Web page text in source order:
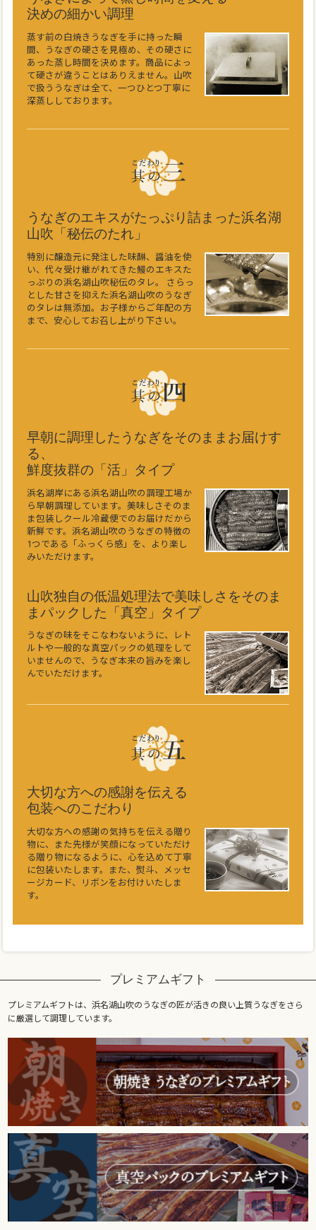
決めの細かい調理
蒸す前の白焼きうなぎを手に持った瞬
間、うなぎの硬さを見極め、その硬さに
あった蒸し時間を決めます。商品によっ
て硬さが違うことはありえません。山吹
で扱ううなぎは全て、一つひとつ丁寧に
深蒸ししております。
うなぎのエキスがたっぷり詰まった浜名湖
山吹「秘伝のたれ」
特別に醸造元に発注した味醂、醤油を使
い、代々受け継がれてきた鰻のエキスた
っぷりの浜名湖山吹秘伝のタレ。 さらっ
とした甘さを抑えた浜名湖山吹のうなぎ
のタレは無添加。お子様からご年配の方
まで、安心してお召し上がり下さい。
早朝に調理したうなぎをそのままお届けす
る、
鮮度抜群の「活」タイプ
浜名湖岸にある浜名湖山吹の調理工場か
ら早朝調理しています。美味しさそのま
ま包装しクール冷蔵便でのお届けだから
新鮮です。浜名湖山吹のうなぎの特徴の
1つである「ふっくら感」を、より楽し
みいただけます。
山吹独自の低温処理法で美味しさをそのま
まパックした「真空」タイプ
うなぎの味をそこなわないように、レト
ルトや一般的な真空パックの処理をして
いませんので、うなぎ本来の旨みを楽し
んでいただけます。
大切な方への感謝を伝える
包装へのこだわり
大切な方への感謝の気持ちを伝える贈り
物に、また先様が笑顔になっていただけ
る贈り物になるように、心を込めて丁寧
に包装いたします。また、熨斗、メッセ
ージカード、リボンをお付けいたしま
す。
プレミアムギフト
プレミアムギフトは、浜名湖山吹のうなぎの匠が活きの良い上質うなぎをさら
に厳選して調理しています。